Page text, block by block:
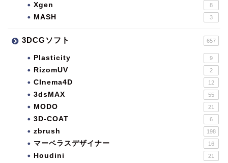
Xgen 8
MASH 3
3DCGソフト 657
Plasticity 9
RizomUV 2
CInema4D 12
3dsMAX 55
MODO 21
3D-COAT 6
zbrush 198
マーベラスデザイナー 16
Houdini 21